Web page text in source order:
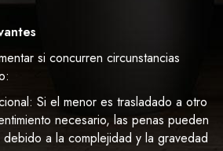
si concurren circunstancias
Si el menor es trasladado a otro
necesario, las penas pueden
debido a la complejidad y la gravedad